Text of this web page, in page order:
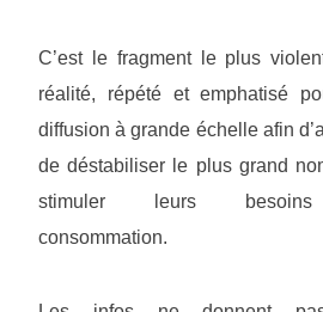
C’est le fragment le plus
réalité, répété et emphatisé
diffusion à grande échelle afin
de déstabiliser le plus grand
stimuler leurs
consommation.